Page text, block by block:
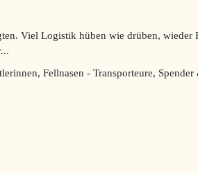
Viel Logistik hüben wie drüben, wieder
Fellnasen - Transporteure,